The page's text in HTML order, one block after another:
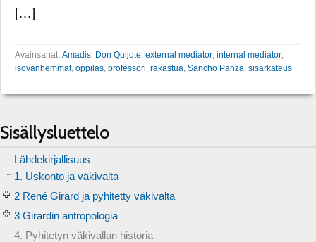
[…]
Avainsanat: Amadis Don Quijote external mediator internal mediator
isovanhemmat, oppilas professori rakastua Sancho Panza sisarkateus
Sisällysluettelo
Lähdekirjallisuus
1. Uskonto ja väkivalta
2 René Girard ja pyhitetty väkivalta
3 Girardin antropologia
4. Pyhitetyn väkivallan historia